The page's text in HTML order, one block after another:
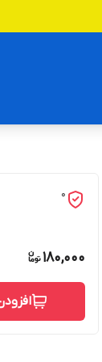
0
180,000